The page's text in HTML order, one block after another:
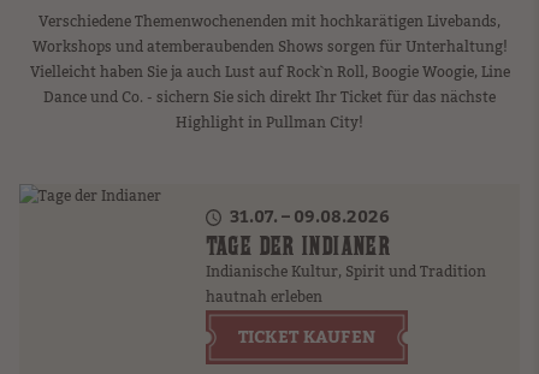
Verschiedene Themenwochenenden mit hochkarätigen Livebands,
Workshops und atemberaubenden Shows sorgen für Unterhaltung!
Vielleicht haben Sie ja auch Lust auf Rock`n Roll, Boogie Woogie, Line
Dance und Co. - sichern Sie sich direkt Ihr Ticket für das nächste
Highlight in Pullman City!
31.07. – 09.08.2026
TAGE DER INDIANER
Indianische Kultur, Spirit und Tradition
hautnah erleben
TICKET KAUFEN